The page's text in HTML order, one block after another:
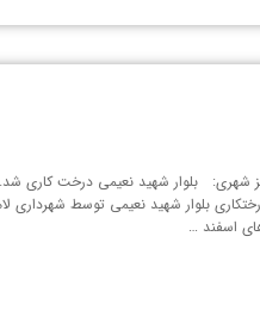
شهری: بلوار شهید نعیمی درخت کاری
بلوار شهید نعیمی توسط
اسفند …